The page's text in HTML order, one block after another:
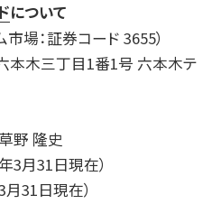
について
場：証券コード 3655）
本木三丁目1番1号 六本木テ
野 隆史
3月31日現在）
31日現在）